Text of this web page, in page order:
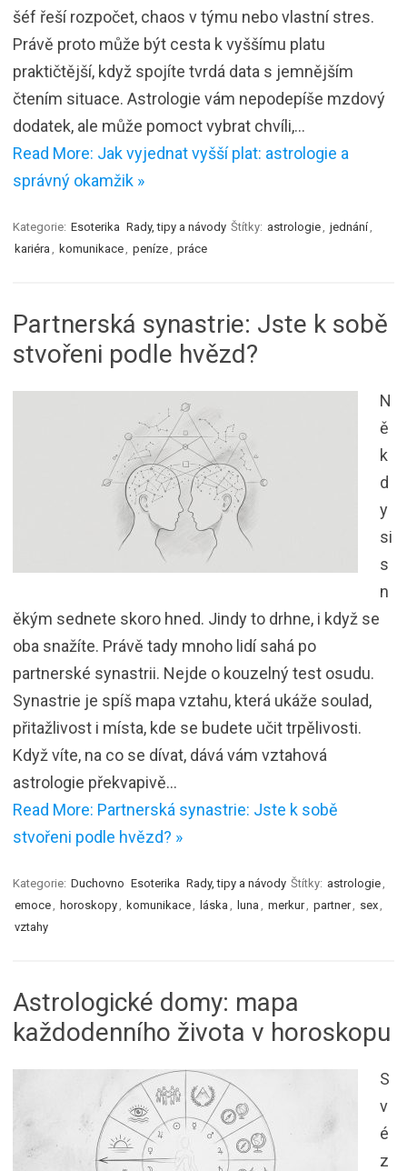
šéf řeší rozpočet, chaos v týmu nebo vlastní stres.
Právě proto může být cesta k vyššímu platu
praktičtější, když spojíte tvrdá data s jemnějším
čtením situace. Astrologie vám nepodepíše mzdový
dodatek, ale může pomoct vybrat chvíli,…
Read More: Jak vyjednat vyšší plat: astrologie a
správný okamžik »
Kategorie: Esoterika Rady, tipy a návody Štítky: astrologie jednání
kariéra
komunikace peníze práce
Partnerská synastrie: Jste k sobě
stvořeni podle hvězd?
N
ě
k
d
y
si
s
n
ěkým sednete skoro hned. Jindy to drhne, i když se
oba snažíte. Právě tady mnoho lidí sahá po
partnerské synastrii. Nejde o kouzelný test osudu.
Synastrie je spíš mapa vztahu, která ukáže soulad,
přitažlivost i místa, kde se budete učit trpělivosti.
Když víte, na co se dívat, dává vám vztahová
astrologie překvapivě…
Read More: Partnerská synastrie: Jste k sobě
stvořeni podle hvězd? »
Kategorie: Duchovno Esoterika Rady, tipy a návody Štítky: astrologie
emoce
horoskopy komunikace láska luna merkur partner sex
vztahy
Astrologické domy: mapa
každodenního života v horoskopu
S
v
é
z